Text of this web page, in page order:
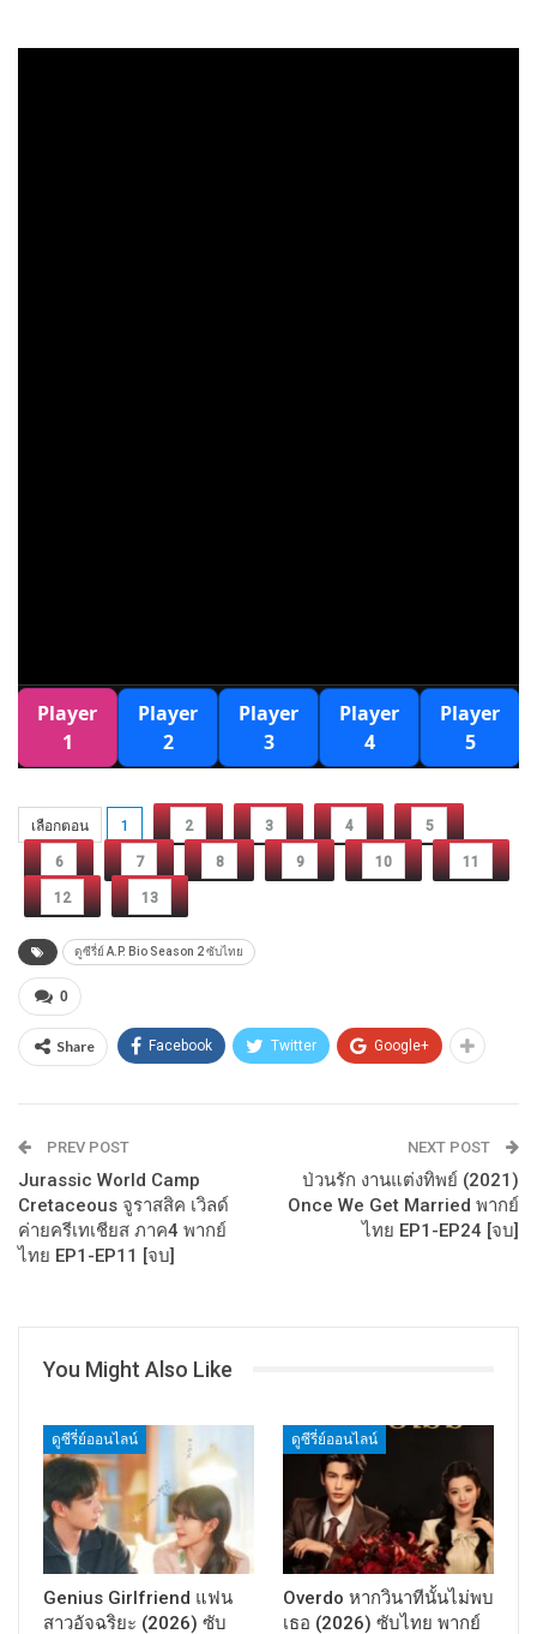
เลือกตอน 1 2 3 4 5
6 7 8 9 10 11
12 13
ดูซีรี่ย์ A.P. Bio Season 2 ซับไทย
0
Share Facebook Twitter Google+
PREV POST
Jurassic World Camp
Cretaceous จูราสสิค เวิลด์
ค่ายครีเทเชียส ภาค4 พากย์
ไทย EP1-EP11 [จบ]
NEXT POST
ป่วนรัก งานแต่งทิพย์ (2021)
Once We Get Married พากย์
ไทย EP1-EP24 [จบ]
You Might Also Like
ดูซีรี่ย์ออนไลน์
Genius Girlfriend แฟน
สาวอัจฉริยะ (2026) ซับ
ดูซีรี่ย์ออนไลน์
Overdo หากวินาทีนั้นไม่พบ
เธอ (2026) ซับไทย พากย์